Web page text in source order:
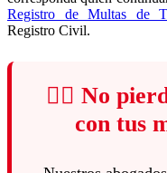
Registro de Multas de
Registro Civil.
👨‍⚖️ No
con tus